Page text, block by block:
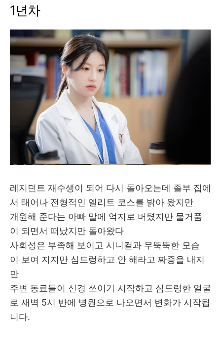
1년차
레지던트 재수생이 되어 다시 돌아오는데 졸부 집에
서 태어나 전형적인 엘리트 코스를 밝아 왔지만
개원해 준다는 아빠 말에 억지로 버텼지만 물거품
이 되면서 떠났지만 돌아왔다
사회성은 부족해 보이고 시니컬과 무뚝뚝한 모습
이 보여 지지만 심드렁하고 안 해라고 짜증을 내지
만
주변 동료들이 신경 쓰이기 시작하고 심드렁한 얼굴
로 새벽 5시 반에 병원으로 나오면서 변화가 시작됩
니다.